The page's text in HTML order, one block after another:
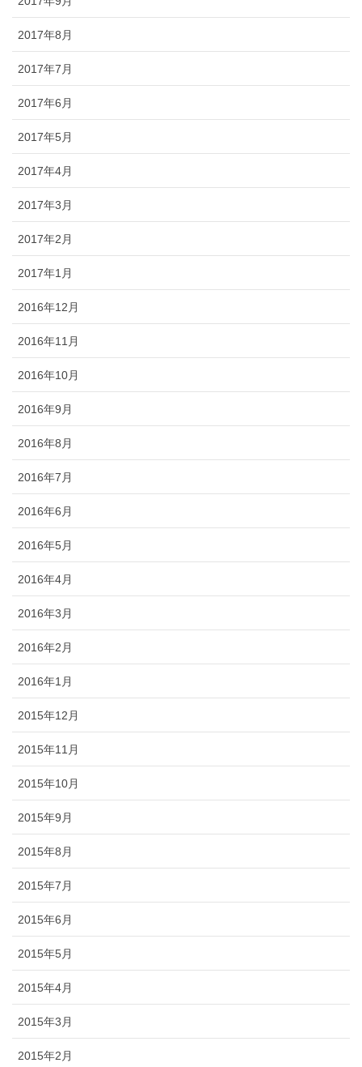
2017年8月
2017年7月
2017年6月
2017年5月
2017年4月
2017年3月
2017年2月
2017年1月
2016年12月
2016年11月
2016年10月
2016年9月
2016年8月
2016年7月
2016年6月
2016年5月
2016年4月
2016年3月
2016年2月
2016年1月
2015年12月
2015年11月
2015年10月
2015年9月
2015年8月
2015年7月
2015年6月
2015年5月
2015年4月
2015年3月
2015年2月